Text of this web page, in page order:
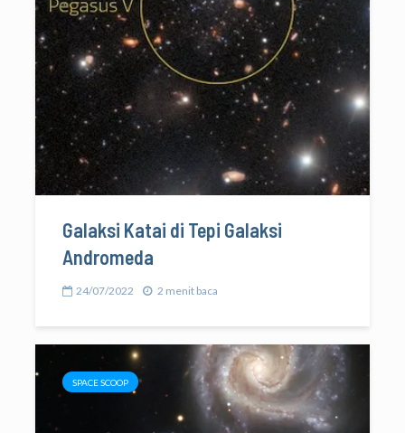
Galaksi Katai di Tepi Galaksi
Andromeda
24/07/2022 2 menit baca
SPACE SCOOP